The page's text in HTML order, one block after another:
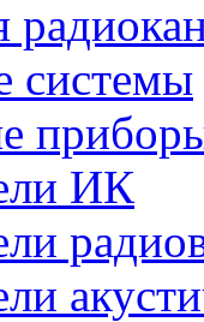
системы
ИК